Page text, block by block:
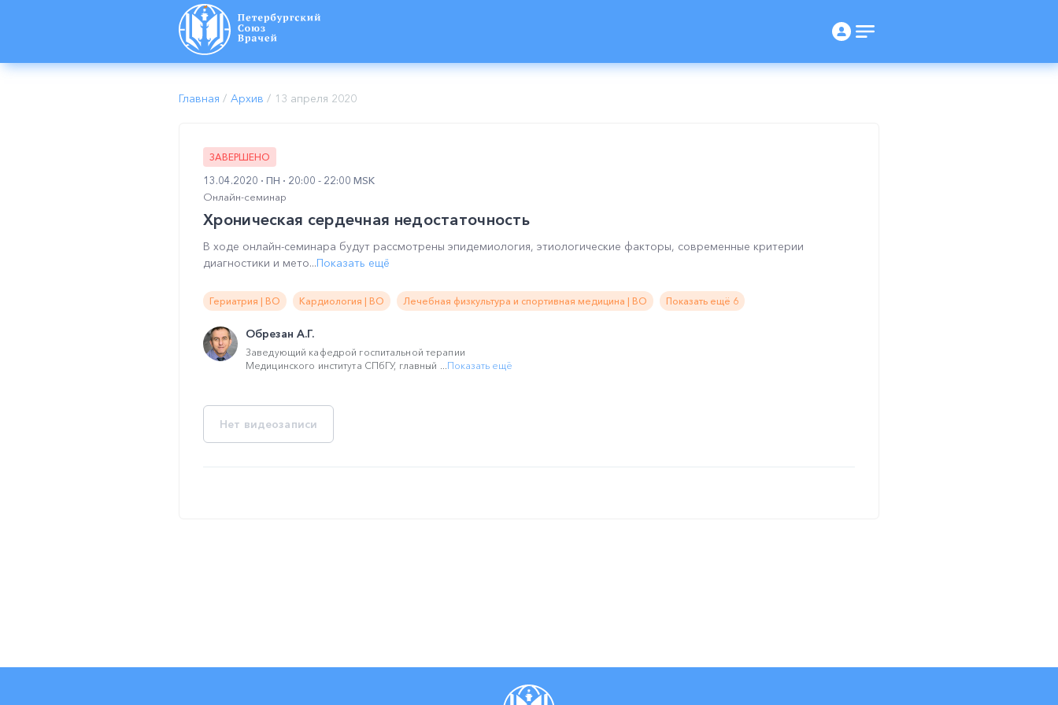
Главная / Архив / 13 апреля 2020
ЗАВЕРШЕНО
13.04.2020 ПН
20:00 - 22:00 MSK
Онлайн-семинар
Хроническая сердечная недостаточность
В ходе онлайн-семинара будут рассмотрены эпидемиология, этиологические факторы, современные критерии
диагностики и мето...Показать ещё
Гериатрия | ВО Кардиология | ВО Лечебная физкультура и спортивная медицина | ВО Показать ещё 6
Обрезан А.Г.
Заведующий кафедрой госпитальной терапии
Медицинского института СПбГУ, главный ...Показать ещё
Нет видеозаписи